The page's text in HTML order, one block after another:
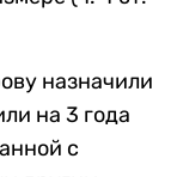
назначили
на 3 года
с